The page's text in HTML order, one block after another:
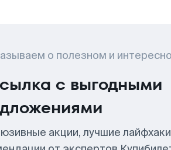
о полезном и
с выгодными
акции, лучшие